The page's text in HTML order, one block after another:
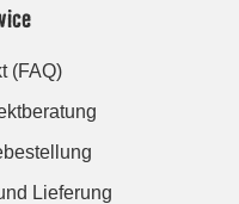
(FAQ)
Lieferung